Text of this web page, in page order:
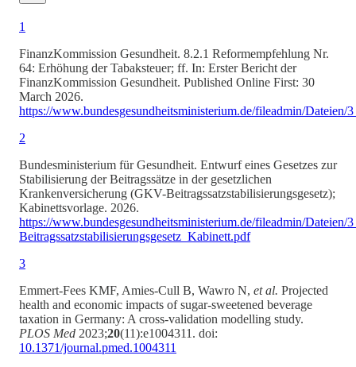
1
FinanzKommission Gesundheit. 8.2.1 Reformempfehlung Nr.
64: Erhöhung der Tabaksteuer; ff. In: Erster Bericht der
FinanzKommission Gesundheit. Published Online First: 30
March 2026.
https://www.bundesgesundheitsministerium.de/fileadmin/
2
Bundesministerium für Gesundheit. Entwurf eines Gesetzes zur
Stabilisierung der Beitragssätze in der gesetzlichen
Krankenversicherung (GKV-Beitragssatzstabilisierungsgesetz);
Kabinettsvorlage. 2026.
https://www.bundesgesundheitsministerium.de/fileadmin/
Beitragssatzstabilisierungsgesetz_Kabinett.pdf
3
Emmert-Fees KMF, Amies-Cull B, Wawro N, et al. Projected
health and economic impacts of sugar-sweetened beverage
taxation in Germany: A cross-validation modelling study.
PLOS Med 2023;20(11):e1004311. doi:
10.1371/journal.pmed.1004311